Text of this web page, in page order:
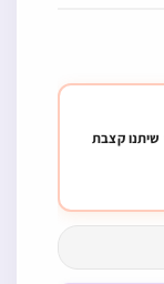
קצבת